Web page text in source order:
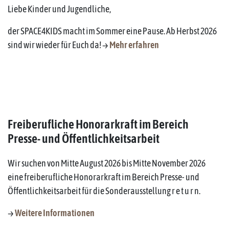
Liebe Kinder und Jugendliche,
der SPACE4KIDS macht im Sommer eine Pause. Ab Herbst 2026
sind wir wieder für Euch da! →Mehr erfahren
Freiberufliche Honorarkraft im Bereich
Presse- und Öffentlichkeitsarbeit
Wir suchen von Mitte August 2026 bis Mitte November 2026
eine freiberufliche Honorarkraft im Bereich Presse- und
Öffentlichkeitsarbeit für die Sonderausstellung r e t u r n.
→Weitere Informationen